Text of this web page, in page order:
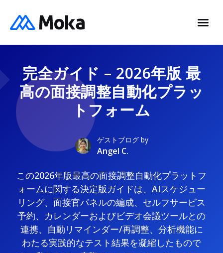
完全ガイド – 2026年版 最
高の面接調整自動化プラッ
トフォーム
ゲストブログ by
Angel C.
この2026年版最高の面接調整自動化プラットフ
ォームに関する決定版ガイドは、AIスケジュー
リング、面接官パネルの編成、セルフサービス
予約、カレンダーおよびビデオ会議ツールとの
連携、自動リマインダー/再調整、分析機能に
わたる実践的なテスト結果を凝縮したもので